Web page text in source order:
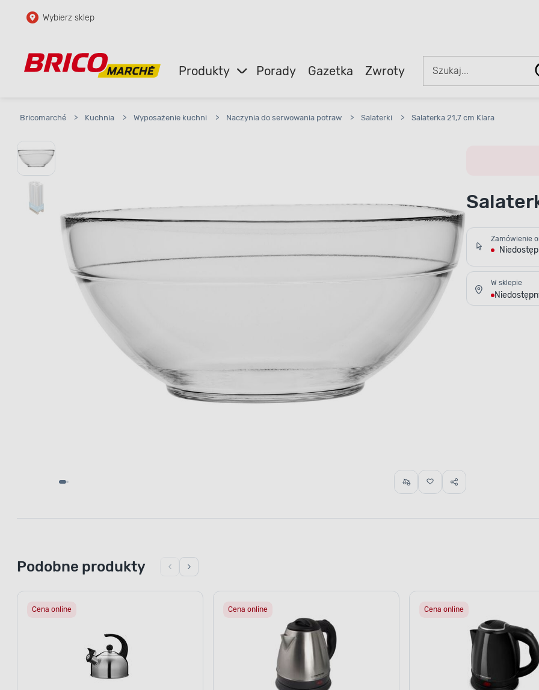
Przejdź do głównej zawartości
Przejdź do wyszukiwarki
Wybierz sklep
Produkty Porady Gazetka Zwroty
Bricomarché > Kuchnia > Wyposażenie kuchni > Naczynia do serwowania potraw > Salaterki > Salaterka 21,7 cm Klara
Zamówienie
W sklepie
Podobne produkty
Cena online Cena online Cena online